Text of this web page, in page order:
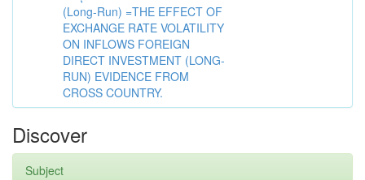
(Long-Run) =THE EFFECT OF
EXCHANGE RATE VOLATILITY
ON INFLOWS FOREIGN
DIRECT INVESTMENT (LONG-
RUN) EVIDENCE FROM
CROSS COUNTRY.
Discover
Subject